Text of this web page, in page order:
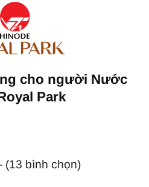
cho người Nước
Park
(13 bình chọn)